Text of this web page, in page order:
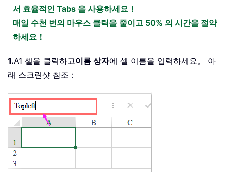
서 효율적인 Tabs 을 사용하세요！
매일 수천 번의 마우스 클릭을 줄이고 50% 의 시간을 절약
하세요！
1.A1 셀을 클릭하고이름 상자에 셀 이름을 입력하세요。 아
래 스크린샷 참조：